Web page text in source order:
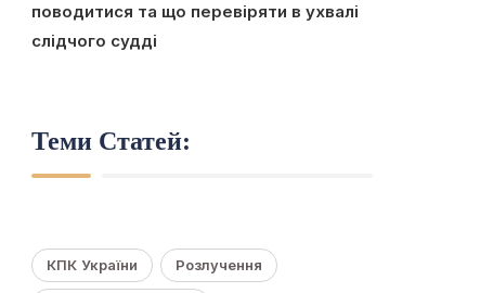
поводитися та що перевіряти в ухвалі
слідчого судді
Теми Статей:
КПК України Розлучення